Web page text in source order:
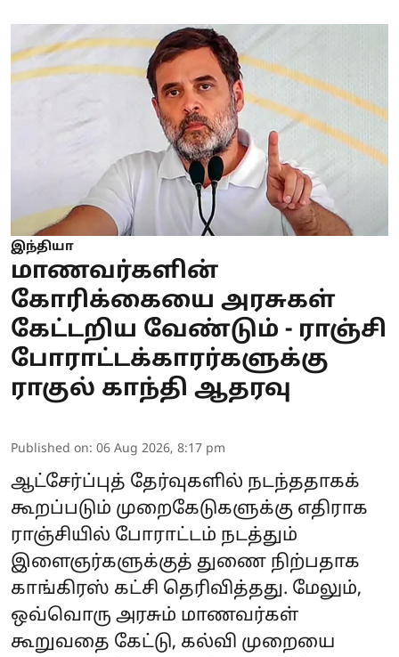
இந்தியா
மாணவர்களின்
கோரிக்கையை அரசுகள்
கேட்டறிய வேண்டும் - ராஞ்சி
போராட்டக்காரர்களுக்கு
ராகுல் காந்தி ஆதரவு
Published on: 06 Aug 2026, 8:17 pm
ஆட்சேர்ப்புத் தேர்வுகளில் நடந்ததாகக்
கூறப்படும் முறைகேடுகளுக்கு எதிராக
ராஞ்சியில் போராட்டம் நடத்தும்
இளைஞர்களுக்குத் துணை நிற்பதாக
காங்கிரஸ் கட்சி தெரிவித்தது. மேலும்,
ஒவ்வொரு அரசும் மாணவர்கள்
கூறுவதை கேட்டு, கல்வி முறையை